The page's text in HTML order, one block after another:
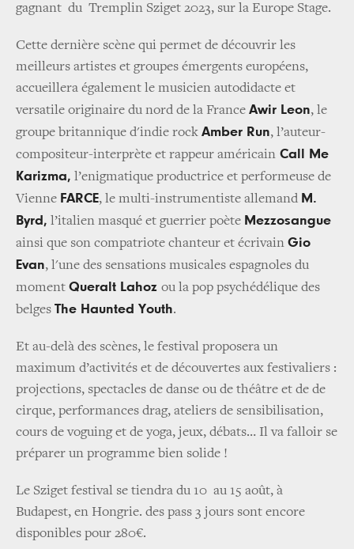
gagnant du Tremplin Sziget 2023, sur la Europe Stage.
Cette dernière scène qui permet de découvrir les
meilleurs artistes et groupes émergents européens,
accueillera également le musicien autodidacte et
versatile originaire du nord de la France Awir Leon, le
groupe britannique d'indie rock Amber Run, l’auteur-
compositeur-interprète et rappeur américain Call Me
Karizma, l’enigmatique productrice et performeuse de
Vienne FARCE, le multi-instrumentiste allemand M.
Byrd, l’italien masqué et guerrier poète Mezzosangue
ainsi que son compatriote chanteur et écrivain Gio
Evan, l'une des sensations musicales espagnoles du
moment Queralt Lahoz ou la pop psychédélique des
belges The Haunted Youth.
Et au-delà des scènes, le festival proposera un
maximum d’activités et de découvertes aux festivaliers :
projections, spectacles de danse ou de théâtre et de de
cirque, performances drag, ateliers de sensibilisation,
cours de voguing et de yoga, jeux, débats… Il va falloir se
préparer un programme bien solide !
Le Sziget festival se tiendra du 10 au 15 août, à
Budapest, en Hongrie. des pass 3 jours sont encore
disponibles pour 280€.